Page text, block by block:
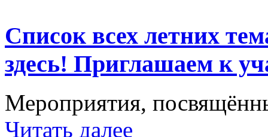
Список всех летних
здесь! Приглашаем к
Мероприятия,
Читать далее